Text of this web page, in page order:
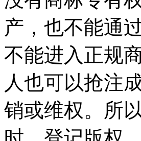
产，也不能通
不能进入正规
人也可以抢注
销或维权。所